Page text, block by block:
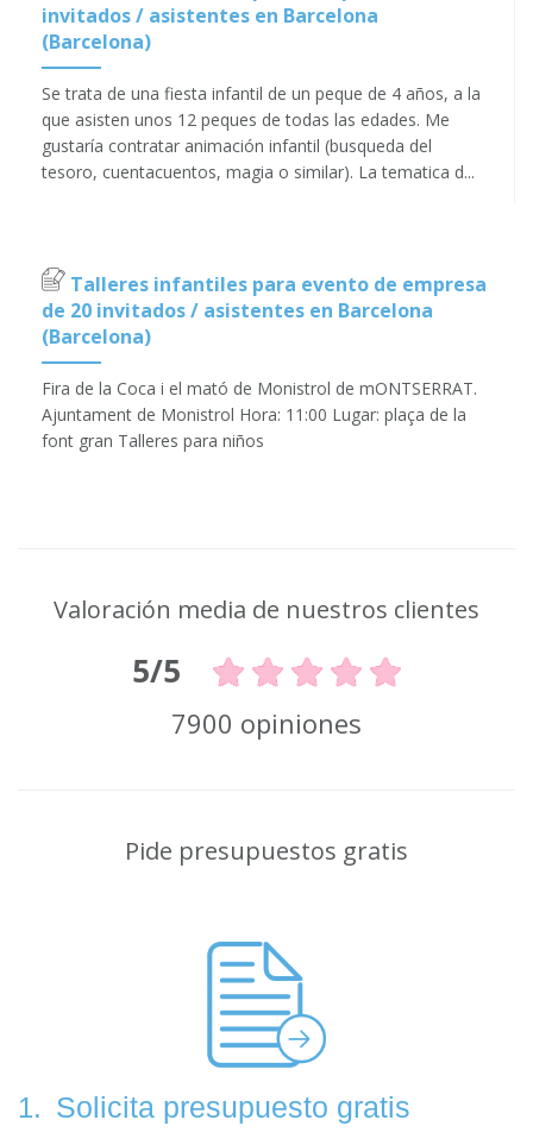
invitados / asistentes en Barcelona
(Barcelona)
Se trata de una fiesta infantil de un peque de 4 años, a la
que asisten unos 12 peques de todas las edades. Me
gustaría contratar animación infantil (busqueda del
tesoro, cuentacuentos, magia o similar). La tematica d...
Talleres infantiles para evento de empresa
de 20 invitados / asistentes en Barcelona
(Barcelona)
Fira de la Coca i el mató de Monistrol de mONTSERRAT.
Ajuntament de Monistrol Hora: 11:00 Lugar: plaça de la
font gran Talleres para niños
Valoración media de nuestros clientes
5/5
7900 opiniones
Pide presupuestos gratis
1. Solicita presupuesto gratis